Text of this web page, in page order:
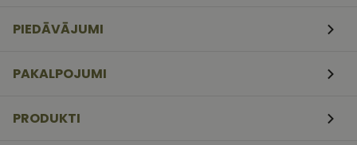
PIEDĀVĀJUMI
PAKALPOJUMI
PRODUKTI
Script.com
sīkfailu
lai Cookie-